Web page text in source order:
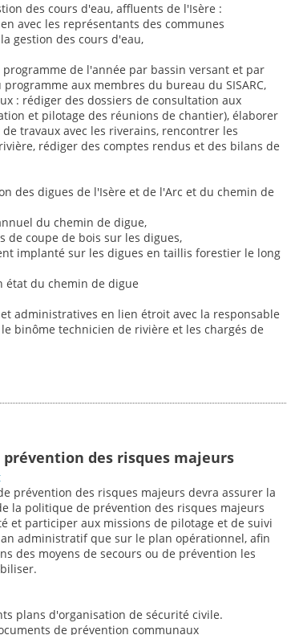
des cours d'eau, affluents de l'Isère :
avec les représentants des communes
gestion des cours d'eau,
de l'année par bassin versant et par
aux membres du bureau du SISARC,
: rédiger des dossiers de consultation aux
et pilotage des réunions de chantier), élaborer
travaux avec les riverains, rencontrer les
rédiger des comptes rendus et des bilans de
des digues de l'Isère et de l'Arc et du chemin de
du chemin de digue,
de coupe de bois sur les digues,
implanté sur les digues en taillis forestier le long
état du chemin de digue
administratives en lien étroit avec la responsable
binôme technicien de rivière et les chargés de
prévention des risques majeurs
prévention des risques majeurs devra assurer la
la politique de prévention des risques majeurs
et participer aux missions de pilotage et de suivi
administratif que sur le plan opérationnel, afin
des moyens de secours ou de prévention les
plans d'organisation de sécurité civile.
de prévention communaux